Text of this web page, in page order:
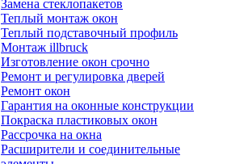
Замена стеклопакетов
Теплый монтаж окон
Теплый подставочный профиль
Монтаж illbruck
Изготовление окон срочно
Ремонт и регулировка дверей
Ремонт окон
Гарантия на оконные конструкции
Покраска пластиковых окон
Рассрочка на окна
Расширители и соединительные